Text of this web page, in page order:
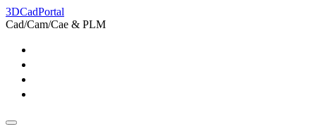
3DCadPortal
Cad/Cam/Cae & PLM